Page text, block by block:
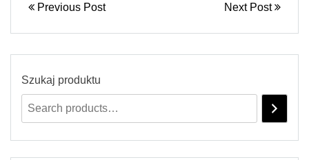
Previous Post Next Post
Szukaj produktu